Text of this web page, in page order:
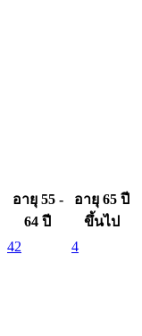
อายุ 55 -
64 ปี
อายุ 65 ปี
ขึ้นไป
42 4